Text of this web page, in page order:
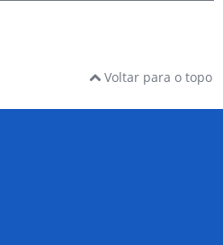
Voltar para o topo